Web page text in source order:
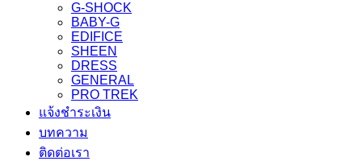
G-SHOCK
BABY-G
EDIFICE
SHEEN
DRESS
GENERAL
PRO TREK
แจ้งชำระเงิน
บทความ
ติดต่อเรา